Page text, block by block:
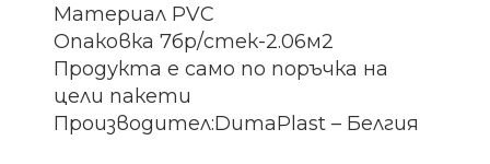
Материал PVC
Опаковка 7бр/стек-2.06м2
Продукта е само по поръчка на
цели пакети
Производител:DumaPlast – Белгия